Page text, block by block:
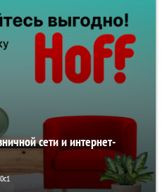
сети и интернет-